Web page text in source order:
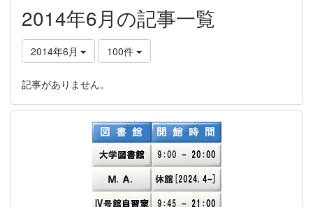
2014年6月の記事一覧
2014年6月 100件
記事がありません。